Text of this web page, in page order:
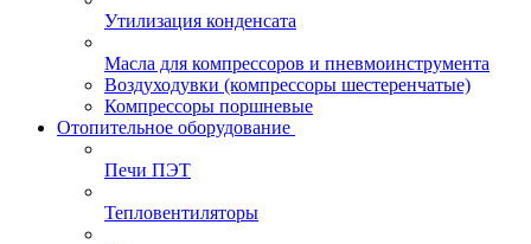
Утилизация конденсата
Масла для компрессоров и пневмоинструмента
Воздуходувки (компрессоры шестеренчатые)
Компрессоры поршневые
Отопительное оборудование
Печи ПЭТ
Тепловентиляторы